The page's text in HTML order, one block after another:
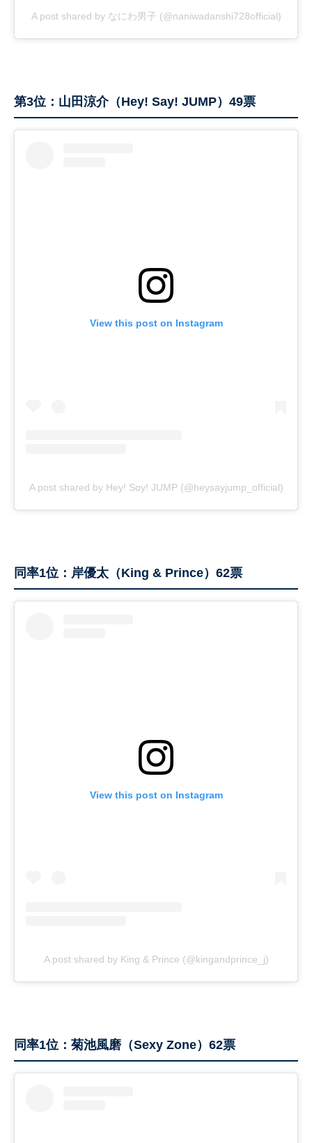
A post shared by なにわ男子 (@naniwadanshi728official)
第3位：山田涼介（Hey! Say! JUMP）49票
View this post on Instagram
A post shared by Hey! Sɑy! JUMP (@heysayjump_official)
同率1位：岸優太（King & Prince）62票
View this post on Instagram
A post shared by King & Prince (@kingandprince_j)
同率1位：菊池風磨（Sexy Zone）62票